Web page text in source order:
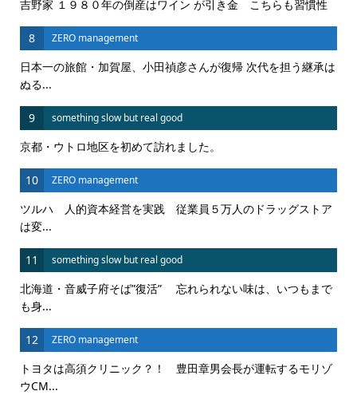
吉野家 １９８０年の倒産はワイン が引き金 こちらも習慣性
8 ZERO management
日本一の旅館・加賀屋、小田禎彦さんが復帰 次代を担う継承は
ぬる...
9 something slow but real good
京都・ウトロ地区を初めて訪れました。
10 ZERO management
ツルハ 人的資本経営を実践 従業員５万人のドラッグストア
は変...
11 something slow but real good
北海道・音威子府そば”復活” 忘れられない味は、いつもまで
も身...
12 ZERO management
トヨタは高須クリニック？！ 豊田章男会長が運転するモリゾ
ウCM...